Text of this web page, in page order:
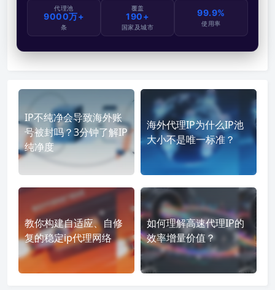
代理池
9000万+
条
覆盖
190+
国家及城市
99.9%
使用率
IP不纯净会导致海外账
号被封吗？3分钟了解IP
纯净度
海外代理IP为什么IP池
大小不是唯一标准？
教你构建自适应、自修
复的稳定ip代理网络
如何理解高速代理IP的
效率增量价值？